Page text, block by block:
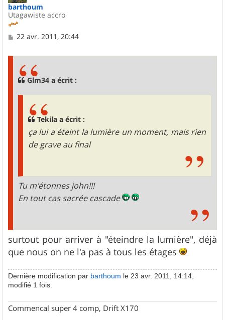
barthoum
Utagawiste accro
M
22 avr. 2011, 20:44
Glm34 a écrit :
Tekila a écrit :
ça lui a éteint la lumière un moment, mais rien
de grave au final
Tu m'étonnes john!!!
En tout cas sacrée cascade
surtout pour arriver à "éteindre la lumière", déjà
que nous on ne l'a pas à tous les étages
Dernière modification par barthoum le 23 avr. 2011, 14:14,
modifié 1 fois.
Commencal super 4 comp, Drift X170